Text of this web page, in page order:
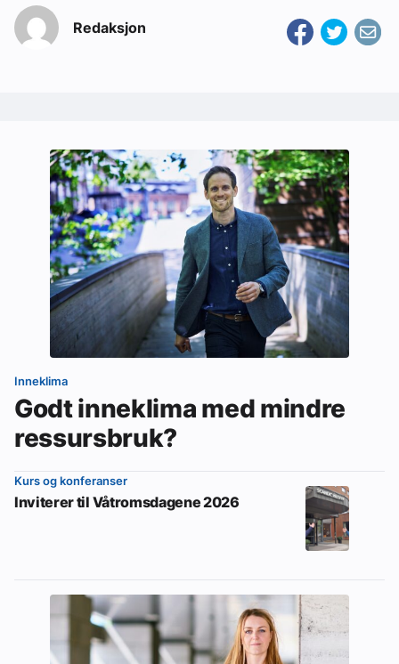
Redaksjon
Inneklima
Godt inneklima med mindre
ressursbruk?
Kurs og konferanser
Inviterer til Våtromsdagene 2026